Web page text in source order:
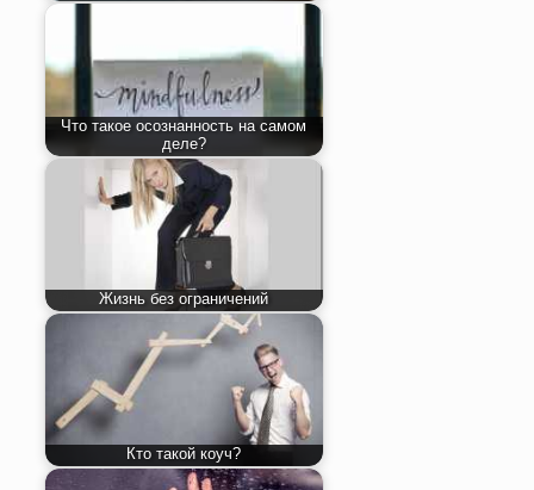
Что такое осознанность на самом
деле?
Жизнь без ограничений
Кто такой коуч?